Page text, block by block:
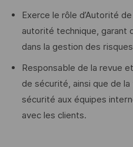
Exerce le rôle d’Autorité
autorité technique, garant
dans la gestion des
Responsable de la revue
de sécurité, ainsi que de
sécurité aux équipes
avec les clients.